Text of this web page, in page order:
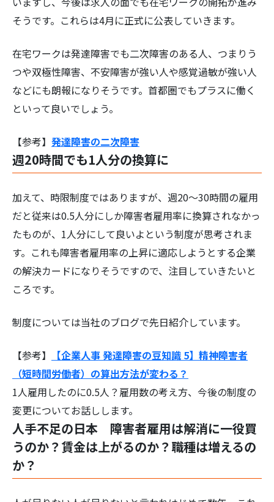
そうです。これらは4月に正式に公表していきます。
在宅ワークは発達障害でも二次障害のある人、つまりう
つや双極性障害、不安障害が強い人や感覚過敏が強い人
などにも朗報になりそうです。首都圏でもプラスに働く
といって良いでしょう。
【参考】 発達障害の二次障害
週20時間でも1人分の換算に
加えて、時限制度ではありますが、週20～30時間の雇用
だと従来は0.5人分にしか障害者雇用率に換算されなかっ
たものが、1人分にして良いよという制度が思考されま
す。これも障害者雇用率の上昇に適応しようとする企業
の解決カードになりそうですので、注目していきたいと
ころです。
制度については当社のブログで先日紹介しています。
【参考】
【企業人事 発達障害の豆知識 5】精神障害者
（短時間労働者）の算出方法が変わる？
1人雇用したのに0.5人？雇用数の考え方、今後の制度の
変更についてお話しします。
人手不足の日本 障害者雇用は解消に一役買
うのか？賃金は上がるのか？職種は増えるの
か？